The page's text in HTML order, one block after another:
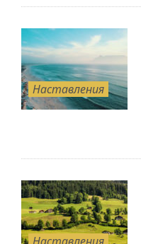
Наставления